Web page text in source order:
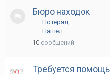
Бюро находок
Потерял
Нашел
10 сообщений
Требуется помощь